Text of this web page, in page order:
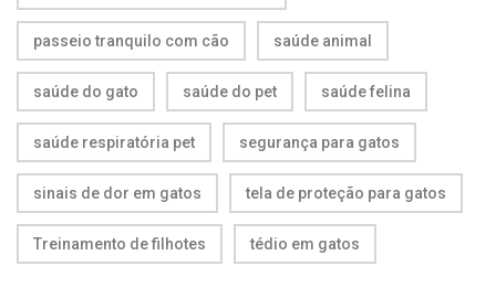
passeio tranquilo com cão saúde animal
saúde do gato saúde do pet saúde felina
saúde respiratória pet segurança para gatos
sinais de dor em gatos tela de proteção para gatos
Treinamento de filhotes tédio em gatos